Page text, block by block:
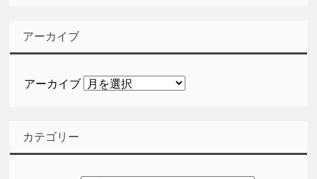
アーカイブ
アーカイブ
カテゴリー